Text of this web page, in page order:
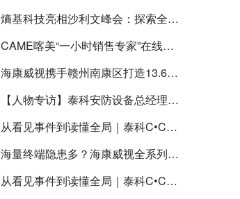
止认人脸，更认"掌"中静脉！
熵基科技亮相沙利文峰会：探索全栈
脑机技术商业化生态新路径
CAME喀美“一小时销售专家”在线赋
能培训正式启动！
海康威视携手赣州南康区打造13.6公
里绿波网
【人物专访】泰科安防设备总经理张
宁解码安防出海新范式
从看见事件到读懂全局｜泰科C•CUR
E IQ 3.20开启安防运营智能新时代
海量终端隐患多？海康威视全系列物
联安全产品，四层守护更放心！
从看见事件到读懂全局｜泰科C•CUR